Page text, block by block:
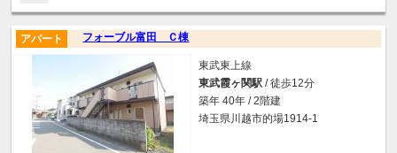
フォーブル富田 Ｃ棟
アパート
東武東上線
東武霞ヶ関駅 / 徒歩12分
築年 40年 / 2階建
埼玉県川越市的場1914-1